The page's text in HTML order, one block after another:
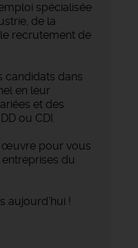
spécialisée
de la
recrutement de
candidats dans
en leur
et des
ou CDI.
œuvre pour vous
du
aujourd’hui !